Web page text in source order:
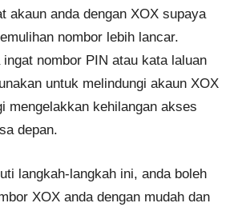
akaun anda dengan XOX supaya
nombor lebih lancar.
ingat nombor PIN atau kata laluan
untuk melindungi akaun XOX
mengelakkan kehilangan akses
depan.
langkah-langkah ini, anda boleh
XOX anda dengan mudah dan